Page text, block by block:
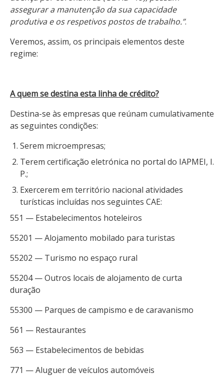
assegurar a manutenção da sua capacidade
produtiva e os respetivos postos de trabalho.”.
Veremos, assim, os principais elementos deste
regime:
A quem se destina esta linha de crédito?
Destina-se às empresas que reúnam cumulativamente
as seguintes condições:
Serem microempresas;
Terem certificação eletrónica no portal do IAPMEI, I.
P.;
Exercerem em território nacional atividades
turísticas incluídas nos seguintes CAE:
551 — Estabelecimentos hoteleiros
55201 — Alojamento mobilado para turistas
55202 — Turismo no espaço rural
55204 — Outros locais de alojamento de curta
duração
55300 — Parques de campismo e de caravanismo
561 — Restaurantes
563 — Estabelecimentos de bebidas
771 — Aluguer de veículos automóveis